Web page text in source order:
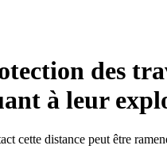
des
à leur
cette distance peut être